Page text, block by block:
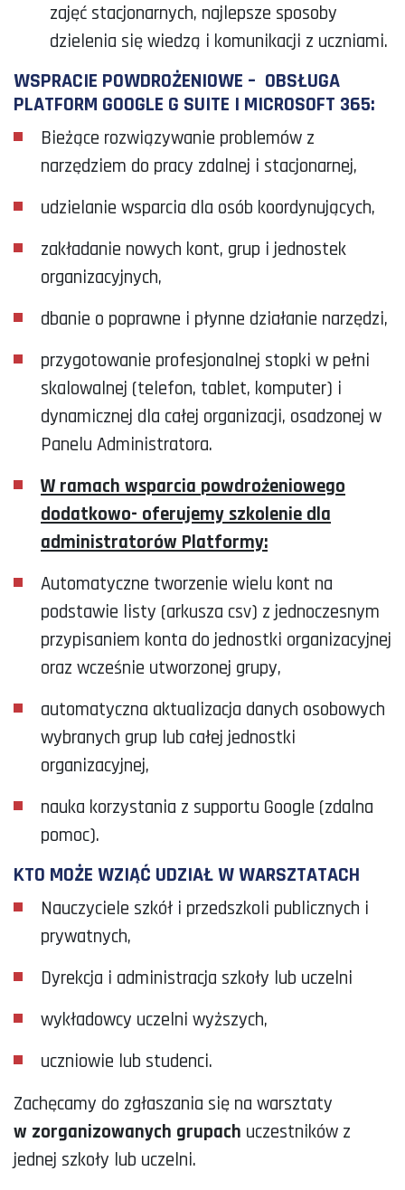
zajęć stacjonarnych, najlepsze sposoby
dzielenia się wiedzą i komunikacji z uczniami.
WSPRACIE POWDROŻENIOWE – OBSŁUGA
PLATFORM GOOGLE G SUITE I MICROSOFT 365:
Bieżące rozwiązywanie problemów z
narzędziem do pracy zdalnej i stacjonarnej,
udzielanie wsparcia dla osób koordynujących,
zakładanie nowych kont, grup i jednostek
organizacyjnych,
dbanie o poprawne i płynne działanie narzędzi,
przygotowanie profesjonalnej stopki w pełni
skalowalnej (telefon, tablet, komputer) i
dynamicznej dla całej organizacji, osadzonej w
Panelu Administratora.
W ramach wsparcia powdrożeniowego
dodatkowo- oferujemy szkolenie dla
administratorów Platformy:
Automatyczne tworzenie wielu kont na
podstawie listy (arkusza csv) z jednoczesnym
przypisaniem konta do jednostki organizacyjnej
oraz wcześnie utworzonej grupy,
automatyczna aktualizacja danych osobowych
wybranych grup lub całej jednostki
organizacyjnej,
nauka korzystania z supportu Google (zdalna
pomoc).
KTO MOŻE WZIĄĆ UDZIAŁ W WARSZTATACH
Nauczyciele szkół i przedszkoli publicznych i
prywatnych,
Dyrekcja i administracja szkoły lub uczelni
wykładowcy uczelni wyższych,
uczniowie lub studenci.
Zachęcamy do zgłaszania się na warsztaty
w zorganizowanych grupach uczestników z
jednej szkoły lub uczelni.